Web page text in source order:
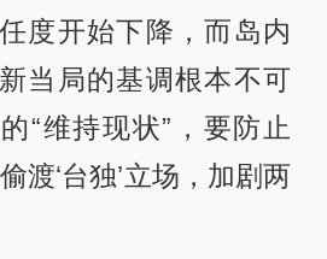
度开始下降，而岛内
当局的基调根本不可
“维持现状”，要防止
渡‘台独’立场，加剧两